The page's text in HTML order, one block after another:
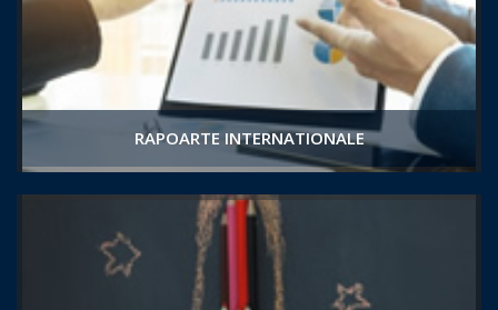
RAPOARTE INTERNATIONALE